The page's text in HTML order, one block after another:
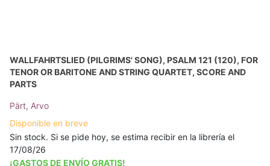
WALLFAHRTSLIED (PILGRIMS' SONG), PSALM 121 (120), FOR
TENOR OR BARITONE AND STRING QUARTET, SCORE AND
PARTS
Pärt, Arvo
Disponible en breve
Sin stock. Si se pide hoy, se estima recibir en la librería el
17/08/26
¡GASTOS DE ENVÍO GRATIS!